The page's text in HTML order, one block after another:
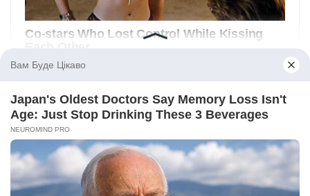
Вам Буде Цікаво
Japan's Oldest Doctors Say Memory Loss Isn't
Age: Just Stop Drinking These 3 Beverages
NEUROMIND PRO